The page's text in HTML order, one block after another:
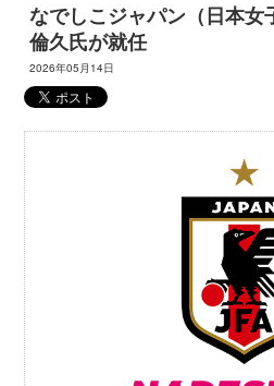
なでしこジャパン（日本女
倫久氏が就任
2026年05月14日